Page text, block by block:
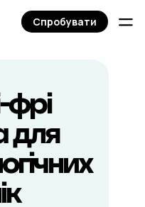
фрі
для
Спробувати